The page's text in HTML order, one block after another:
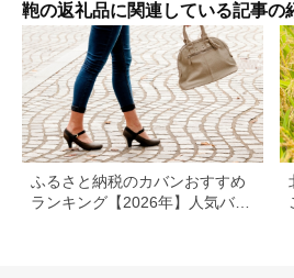
鞄の返礼品に関連している記事の
ふるさと納税のカバンおすすめ
ランキング【2026年】人気バッ